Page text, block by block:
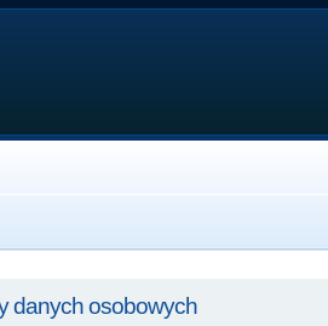
danych osobowych